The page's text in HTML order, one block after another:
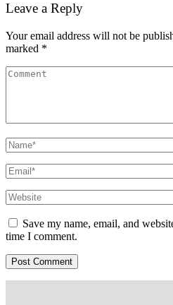
Leave a Reply
Your email address will not be
marked *
Save my name, email, and
time I comment.